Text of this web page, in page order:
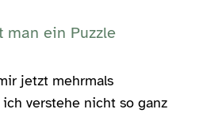
man ein Puzzle
jetzt mehrmals
verstehe nicht so ganz